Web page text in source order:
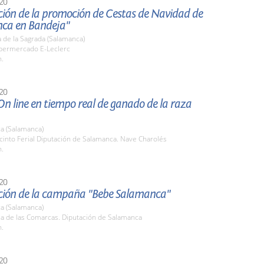
de la promoción de Cestas de Navidad de
en Bandeja"
de la Sagrada (Salamanca)
E-Leclerc
line en tiempo real de ganado de la raza
(Salamanca)
Ferial Diputación de Salamanca. Nave Charolés
de la campaña "Bebe Salamanca"
(Salamanca)
de las Comarcas. Diputación de Salamanca